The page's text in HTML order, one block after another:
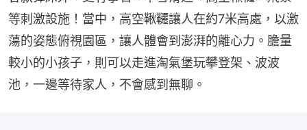
等刺激設施！當中，高空鞦韆讓人在約7米高處，以激
蕩的姿態俯視園區，讓人體會到澎湃的離心力。膽量
較小的小孩子，則可以走進淘氣堡玩攀登架、波波
池，一邊等待家人，不會感到無聊。